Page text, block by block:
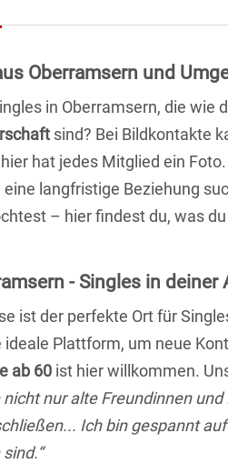
Oberramsern und
in Oberramsern, die wie
sind? Bei Bildkontakte
hat jedes Mitglied ein
eine langfristige Beziehung
– hier findest du, was
- Singles in
ist der perfekte Ort für
ideale Plattform, um neue
ab 60 ist hier willkommen.
nicht nur alte Freundinnen
Ich bin gespannt